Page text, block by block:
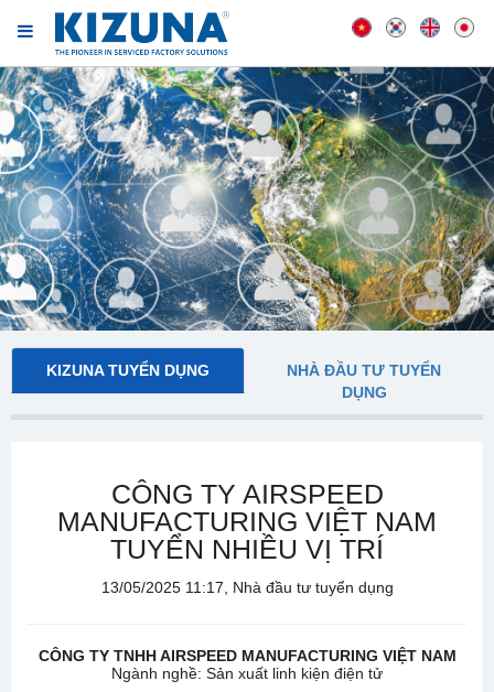
KIZUNA TUYỂN DỤNG
NHÀ ĐẦU TƯ TUYỂN
DỤNG
CÔNG TY AIRSPEED
MANUFACTURING VIỆT NAM
TUYỂN NHIỀU VỊ TRÍ
13/05/2025 11:17, Nhà đầu tư tuyển dụng
CÔNG TY TNHH AIRSPEED MANUFACTURING VIỆT NAM
Ngành nghề: Sản xuất linh kiện điện tử